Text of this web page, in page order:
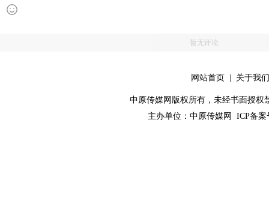
暂无评论
网站首页 关于我们
中原传媒网版权所有，未经书面授权
主办单位： 中原传媒网 ICP备案